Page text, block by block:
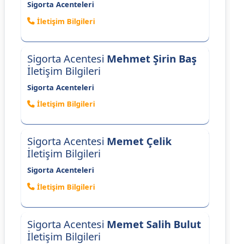
Sigorta Acenteleri
İletişim Bilgileri
Sigorta Acentesi Mehmet Şirin Baş
İletişim Bilgileri
Sigorta Acenteleri
İletişim Bilgileri
Sigorta Acentesi Memet Çelik
İletişim Bilgileri
Sigorta Acenteleri
İletişim Bilgileri
Sigorta Acentesi Memet Salih Bulut
İletişim Bilgileri